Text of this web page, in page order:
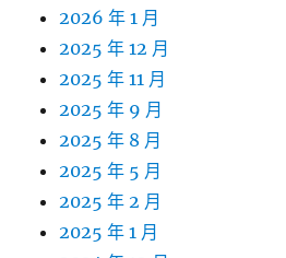
2026 年 1 月
2025 年 12 月
2025 年 11 月
2025 年 9 月
2025 年 8 月
2025 年 5 月
2025 年 2 月
2025 年 1 月